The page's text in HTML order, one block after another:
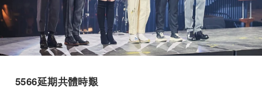
5566延期共體時艱